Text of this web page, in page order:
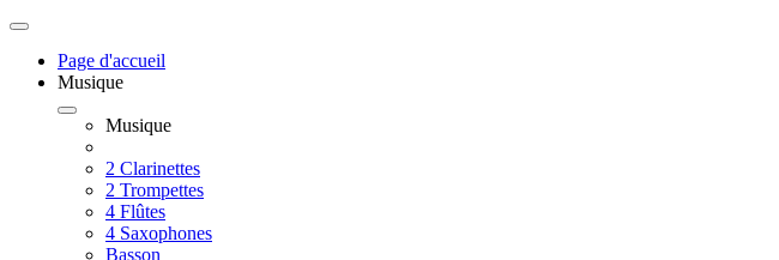
Page d'accueil
Musique
Musique
2 Clarinettes
2 Trompettes
4 Flûtes
4 Saxophones
Basson